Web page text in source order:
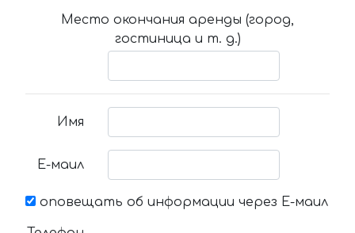
Место окончания аренды (город,
гостиница и т. д.)
Имя
Е-маил
оповещать об информации через Е-маил